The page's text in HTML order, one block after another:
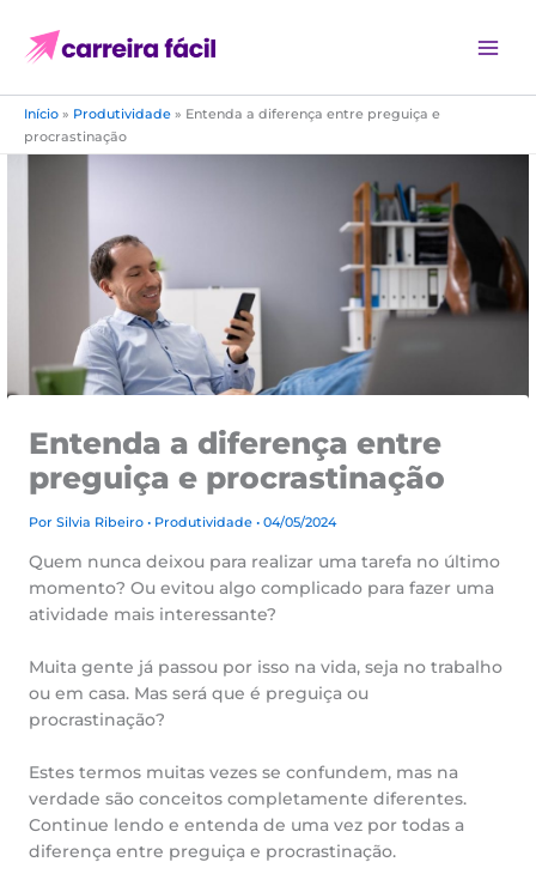
para
conteúdo
Início » Produtividade » Entenda a diferença entre preguiça e
procrastinação
Entenda a diferença entre
preguiça e procrastinação
Por Silvia Ribeiro • Produtividade • 04/05/2024
Quem nunca deixou para realizar uma tarefa no último
momento? Ou evitou algo complicado para fazer uma
atividade mais interessante?
Muita gente já passou por isso na vida, seja no trabalho
ou em casa. Mas será que é preguiça ou
procrastinação?
Estes termos muitas vezes se confundem, mas na
verdade são conceitos completamente diferentes.
Continue lendo e entenda de uma vez por todas a
diferença entre preguiça e procrastinação.